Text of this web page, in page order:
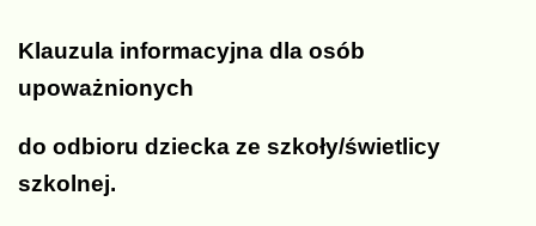
Klauzula informacyjna dla osób
upoważnionych
do odbioru dziecka ze szkoły/świetlicy
szkolnej.